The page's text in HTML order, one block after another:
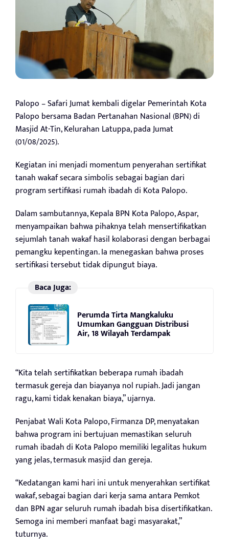
Palopo – Safari Jumat kembali digelar Pemerintah Kota
Palopo bersama Badan Pertanahan Nasional (BPN) di
Masjid At-Tin, Kelurahan Latuppa, pada Jumat
(01/08/2025).
Kegiatan ini menjadi momentum penyerahan sertifikat
tanah wakaf secara simbolis sebagai bagian dari
program sertifikasi rumah ibadah di Kota Palopo.
Dalam sambutannya, Kepala BPN Kota Palopo, Aspar,
menyampaikan bahwa pihaknya telah mensertifikatkan
sejumlah tanah wakaf hasil kolaborasi dengan berbagai
pemangku kepentingan. Ia menegaskan bahwa proses
sertifikasi tersebut tidak dipungut biaya.
Baca Juga:
Perumda Tirta Mangkaluku
Umumkan Gangguan Distribusi
Air, 18 Wilayah Terdampak
“Kita telah sertifikatkan beberapa rumah ibadah
termasuk gereja dan biayanya nol rupiah. Jadi jangan
ragu, kami tidak kenakan biaya,” ujarnya.
Penjabat Wali Kota Palopo, Firmanza DP, menyatakan
bahwa program ini bertujuan memastikan seluruh
rumah ibadah di Kota Palopo memiliki legalitas hukum
yang jelas, termasuk masjid dan gereja.
“Kedatangan kami hari ini untuk menyerahkan sertifikat
wakaf, sebagai bagian dari kerja sama antara Pemkot
dan BPN agar seluruh rumah ibadah bisa disertifikatkan.
Semoga ini memberi manfaat bagi masyarakat,”
tuturnya.